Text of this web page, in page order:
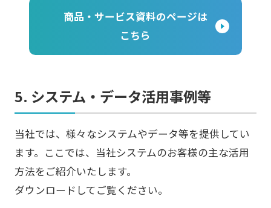
商品・サービス資料のページは
こちら
5. システム・データ活用事例等
当社では、様々なシステムやデータ等を提供してい
ます。ここでは、当社システムのお客様の主な活用
方法をご紹介いたします。
ダウンロードしてご覧ください。